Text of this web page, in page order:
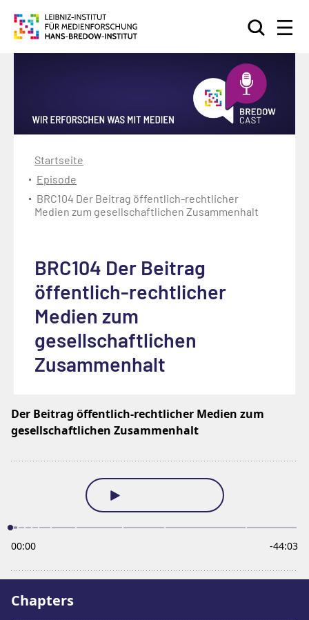
Startseite
Episode
BRC104 Der Beitrag öffentlich-rechtlicher
Medien zum gesellschaftlichen Zusammenhalt
BRC104 Der Beitrag
öffentlich-rechtlicher
Medien zum
gesellschaftlichen
Zusammenhalt